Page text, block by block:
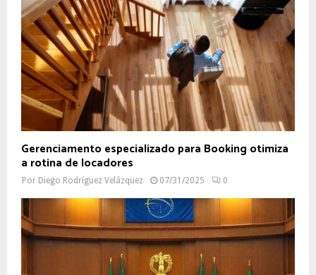
Gerenciamento especializado para Booking otimiza
a rotina de locadores
Por Diego Rodríguez Velázquez 07/31/2025 0